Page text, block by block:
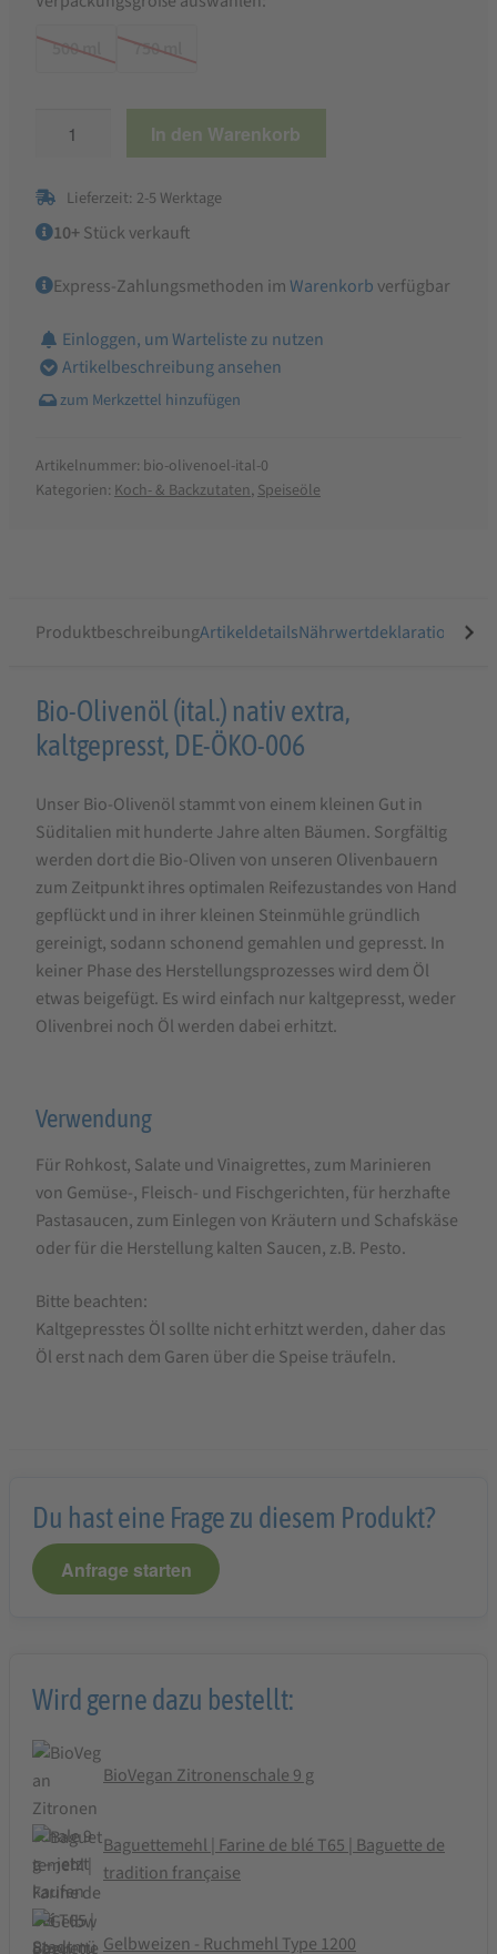
500 ml
750 ml
Ditzingen
Olivenöl,
nativ
Menge
In den Warenkorb
Lieferzeit: 2-5 Werktage
10+Stück verkauft
Express-Zahlungsmethoden imWarenkorb verfügbar
Einloggen, um Warteliste zu nutzen
Artikelbeschreibung ansehen
Artikelnummer: bio-olivenoel-ital-0
Kategorien: Koch- & Backzutaten,Speiseöle
ProduktbeschreibungArtikeldetailsNährwertdeklaration
Produktbeschreibung
für
Ditzingen
Bio-
Olivenöl,
nativ
extra
Bio-Olivenöl (ital.) nativ extra,
kaltgepresst, DE-ÖKO-006
Unser Bio-Olivenöl stammt von einem kleinen Gut in
Süditalien mit hunderte Jahre alten Bäumen. Sorgfältig
werden dort die Bio-Oliven von unseren Olivenbauern
zum Zeitpunkt ihres optimalen Reifezustandes von Hand
gepflückt und in ihrer kleinen Steinmühle gründlich
gereinigt, sodann schonend gemahlen und gepresst. In
keiner Phase des Herstellungsprozesses wird dem Öl
etwas beigefügt. Es wird einfach nur kaltgepresst, weder
Olivenbrei noch Öl werden dabei erhitzt.
Verwendung
Für Rohkost, Salate und Vinaigrettes, zum Marinieren
von Gemüse-, Fleisch- und Fischgerichten, für herzhafte
Pastasaucen, zum Einlegen von Kräutern und Schafskäse
oder für die Herstellung kalten Saucen, z.B. Pesto.
Bitte beachten:
Kaltgepresstes Öl sollte nicht erhitzt werden, daher das
Öl erst nach dem Garen über die Speise träufeln.
Du hast eine Frage zu diesem Produkt?
Anfrage starten
Wird gerne dazu bestellt:
BioVegan Zitronenschale 9 g
Baguettemehl | Farine de blé T65 | Baguette de
tradition française
Gelbweizen - Ruchmehl Type 1200